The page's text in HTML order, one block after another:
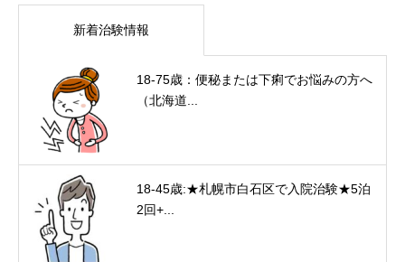
新着治験情報
18-75歳：便秘または下痢でお悩みの方へ
（北海道...
18-45歳:★札幌市白石区で入院治験★5泊
2回+...